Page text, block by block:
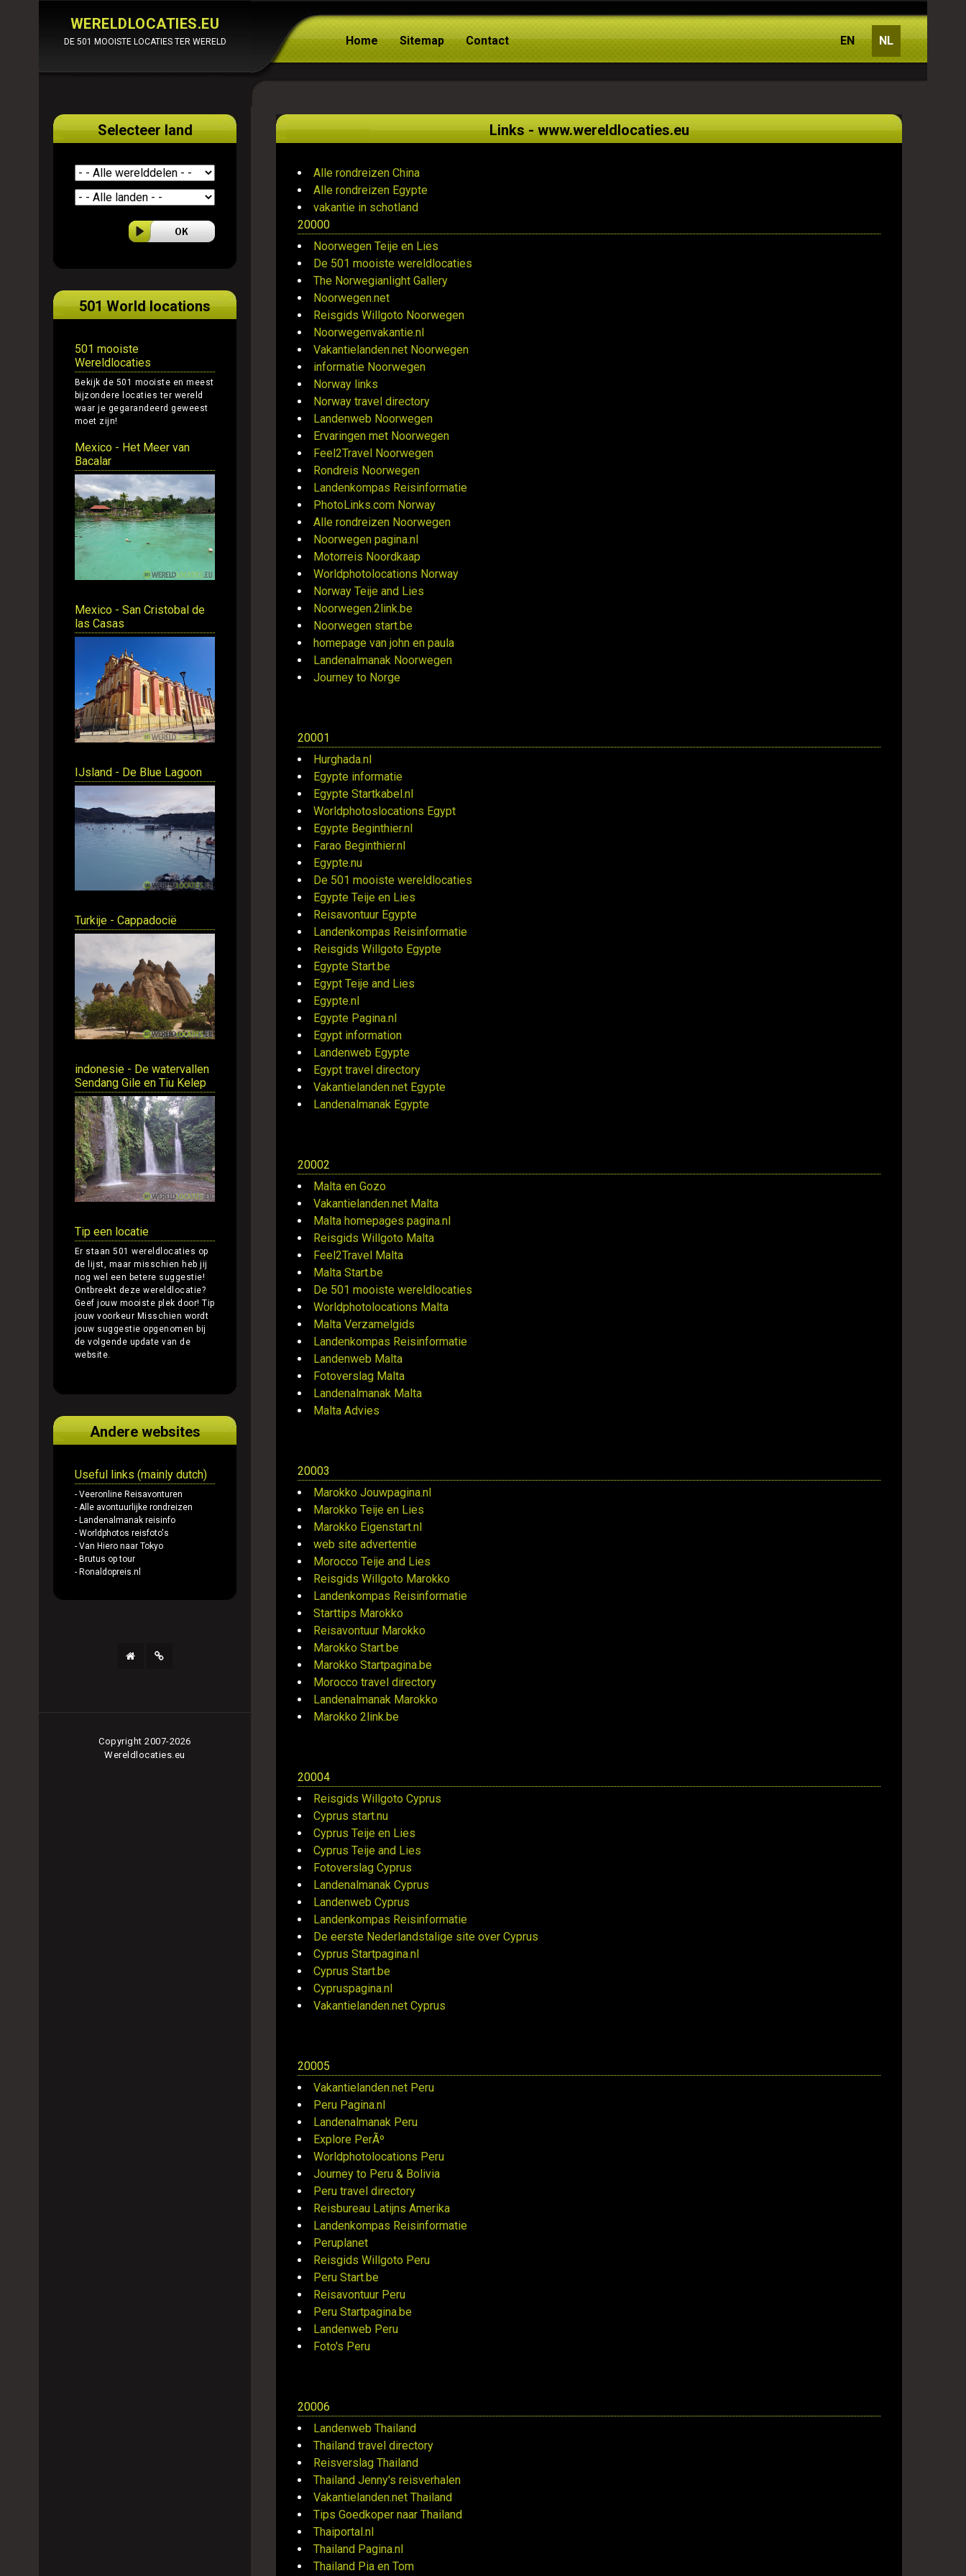
WERELDLOCATIES.EU
DE 501 MOOISTE LOCATIES TER WERELD
Selecteer land
501 World locations
501 mooiste
Wereldlocaties
Bekijk de 501 mooiste en meest
bijzondere locaties ter wereld
waar je gegarandeerd geweest
moet zijn!
Mexico - Het Meer van
Bacalar
Mexico - San Cristobal de
las Casas
IJsland - De Blue Lagoon
Turkije - Cappadocië
indonesie - De watervallen
Sendang Gile en Tiu Kelep
Tip een locatie
Er staan 501 wereldlocaties op
de lijst, maar misschien heb jij
nog wel een betere suggestie!
Ontbreekt deze wereldlocatie?
Geef jouw mooiste plek door!Tip
jouw voorkeur Misschien wordt
jouw suggestie opgenomen bij
de volgende update van de
website.
Andere websites
Useful links (mainly dutch)
- Veeronline Reisavonturen
- Alle avontuurlijke rondreizen
- Landenalmanak reisinfo
- Worldphotos reisfoto's
- Van Hiero naar Tokyo
- Brutus op tour
- Ronaldopreis.nl
Copyright 2007-2026
Wereldlocaties.eu
Home Sitemap Contact NL
EN
Links - www.wereldlocaties.eu
Alle rondreizen China
Alle rondreizen Egypte
vakantie in schotland
20000
Noorwegen Teije en Lies
De 501 mooiste wereldlocaties
The Norwegianlight Gallery
Noorwegen.net
Reisgids Willgoto Noorwegen
Noorwegenvakantie.nl
Vakantielanden.net Noorwegen
informatie Noorwegen
Norway links
Norway travel directory
Landenweb Noorwegen
Ervaringen met Noorwegen
Feel2Travel Noorwegen
Rondreis Noorwegen
Landenkompas Reisinformatie
PhotoLinks.com Norway
Alle rondreizen Noorwegen
Noorwegen pagina.nl
Motorreis Noordkaap
Worldphotolocations Norway
Norway Teije and Lies
Noorwegen.2link.be
Noorwegen start.be
homepage van john en paula
Landenalmanak Noorwegen
Journey to Norge
20001
Hurghada.nl
Egypte informatie
Egypte Startkabel.nl
Worldphotoslocations Egypt
Egypte Beginthier.nl
Farao Beginthier.nl
Egypte.nu
De 501 mooiste wereldlocaties
Egypte Teije en Lies
Reisavontuur Egypte
Landenkompas Reisinformatie
Reisgids Willgoto Egypte
Egypte Start.be
Egypt Teije and Lies
Egypte.nl
Egypte Pagina.nl
Egypt information
Landenweb Egypte
Egypt travel directory
Vakantielanden.net Egypte
Landenalmanak Egypte
20002
Malta en Gozo
Vakantielanden.net Malta
Malta homepages pagina.nl
Reisgids Willgoto Malta
Feel2Travel Malta
Malta Start.be
De 501 mooiste wereldlocaties
Worldphotolocations Malta
Malta Verzamelgids
Landenkompas Reisinformatie
Landenweb Malta
Fotoverslag Malta
Landenalmanak Malta
Malta Advies
20003
Marokko Jouwpagina.nl
Marokko Teije en Lies
Marokko Eigenstart.nl
web site advertentie
Morocco Teije and Lies
Reisgids Willgoto Marokko
Landenkompas Reisinformatie
Starttips Marokko
Reisavontuur Marokko
Marokko Start.be
Marokko Startpagina.be
Morocco travel directory
Landenalmanak Marokko
Marokko 2link.be
20004
Reisgids Willgoto Cyprus
Cyprus start.nu
Cyprus Teije en Lies
Cyprus Teije and Lies
Fotoverslag Cyprus
Landenalmanak Cyprus
Landenweb Cyprus
Landenkompas Reisinformatie
De eerste Nederlandstalige site over Cyprus
Cyprus Startpagina.nl
Cyprus Start.be
Cypruspagina.nl
Vakantielanden.net Cyprus
20005
Vakantielanden.net Peru
Peru Pagina.nl
Landenalmanak Peru
Explore PerÃº
Worldphotolocations Peru
Journey to Peru & Bolivia
Peru travel directory
Reisbureau Latijns Amerika
Landenkompas Reisinformatie
Peruplanet
Reisgids Willgoto Peru
Peru Start.be
Reisavontuur Peru
Peru Startpagina.be
Landenweb Peru
Foto's Peru
20006
Landenweb Thailand
Thailand travel directory
Reisverslag Thailand
Thailand Jenny's reisverhalen
Vakantielanden.net Thailand
Tips Goedkoper naar Thailand
Thaiportal.nl
Thailand Pagina.nl
Thailand Pia en Tom